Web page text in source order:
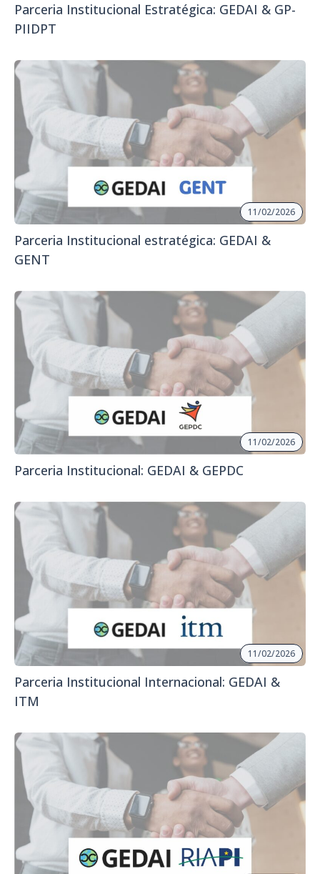
Parceria Institucional Estratégica: GEDAI & GP-
PIIDPT
11/02/2026
Parceria Institucional estratégica: GEDAI &
GENT
11/02/2026
Parceria Institucional: GEDAI & GEPDC
11/02/2026
Parceria Institucional Internacional: GEDAI &
ITM